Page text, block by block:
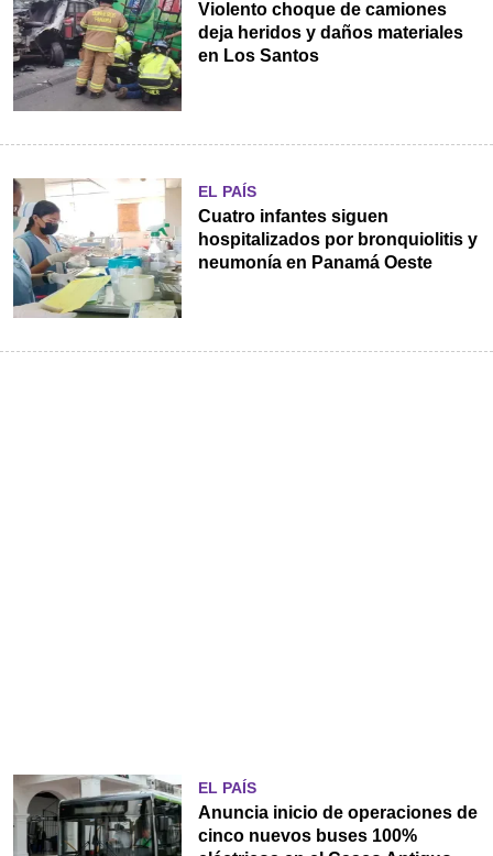
Violento choque de camiones
deja heridos y daños materiales
en Los Santos
EL PAÍS
Cuatro infantes siguen
hospitalizados por bronquiolitis y
neumonía en Panamá Oeste
EL PAÍS
Anuncia inicio de operaciones de
cinco nuevos buses 100%